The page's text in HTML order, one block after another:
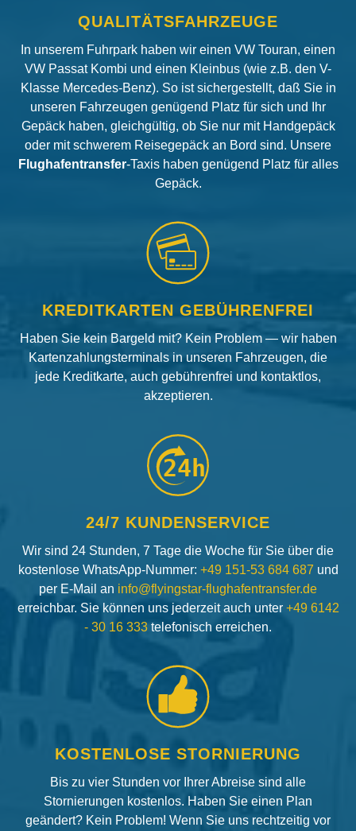
QUALITÄTSFAHRZEUGE
In unserem Fuhrpark haben wir einen VW Touran, einen
VW Passat Kombi und einen Kleinbus (wie z.B. den V-
Klasse Mercedes-Benz). So ist sichergestellt, daß Sie in
unseren Fahrzeugen genügend Platz für sich und Ihr
Gepäck haben, gleichgültig, ob Sie nur mit Handgepäck
oder mit schwerem Reisegepäck an Bord sind. Unsere
Flughafentransfer-Taxis haben genügend Platz für alles
Gepäck.
KREDITKARTEN GEBÜHRENFREI
Haben Sie kein Bargeld mit? Kein Problem — wir haben
Kartenzahlungsterminals in unseren Fahrzeugen, die
jede Kreditkarte, auch gebührenfrei und kontaktlos,
akzeptieren.
24h
24/7 KUNDENSERVICE
Wir sind 24 Stunden, 7 Tage die Woche für Sie über die
kostenlose WhatsApp-Nummer: +49 151-53 684 687 und
per E-Mail an info@flyingstar-flughafentransfer.de
erreichbar. Sie können uns jederzeit auch unter +49 6142
- 30 16 333 telefonisch erreichen.
KOSTENLOSE STORNIERUNG
Bis zu vier Stunden vor Ihrer Abreise sind alle
Stornierungen kostenlos. Haben Sie einen Plan
geändert? Kein Problem! Wenn Sie uns rechtzeitig vor